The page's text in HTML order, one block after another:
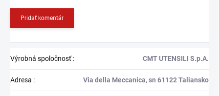
Pridať komentár
Výrobná spoločnosť: CMT UTENSILI S.p.A.
Adresa : Via della Meccanica, sn 61122 Taliansko